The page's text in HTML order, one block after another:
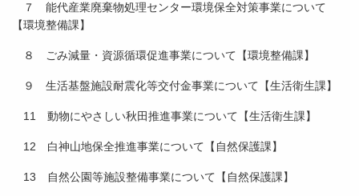
７ 能代産業廃棄物処理センター環境保全対策事業について
【環境整備課】
８ ごみ減量・資源循環促進事業について【環境整備課】
９ 生活基盤施設耐震化等交付金事業について【生活衛生課】
11 動物にやさしい秋田推進事業について【生活衛生課】
12 白神山地保全推進事業について【自然保護課】
13 自然公園等施設整備事業について【自然保護課】